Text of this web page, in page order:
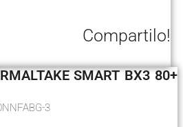
Compartilo!
SMART BX3 80+
3